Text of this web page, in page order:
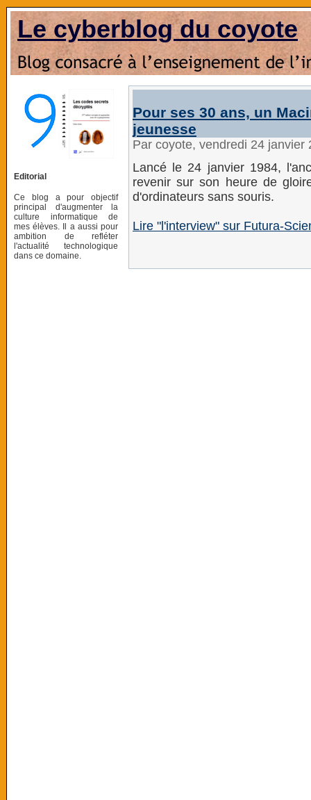
Le cyberblog du coyote
Editorial
Ce blog a pour objectif
principal d'augmenter la
culture informatique de
mes élèves. Il a aussi pour
ambition de refléter
l'actualité technologique
dans ce domaine.
Pour ses 30 ans, un
jeunesse
Par coyote, vendredi 24
Lancé le 24 janvier 1984,
revenir sur son heure de
d'ordinateurs sans souris.
Lire "l'interview" sur Futura-